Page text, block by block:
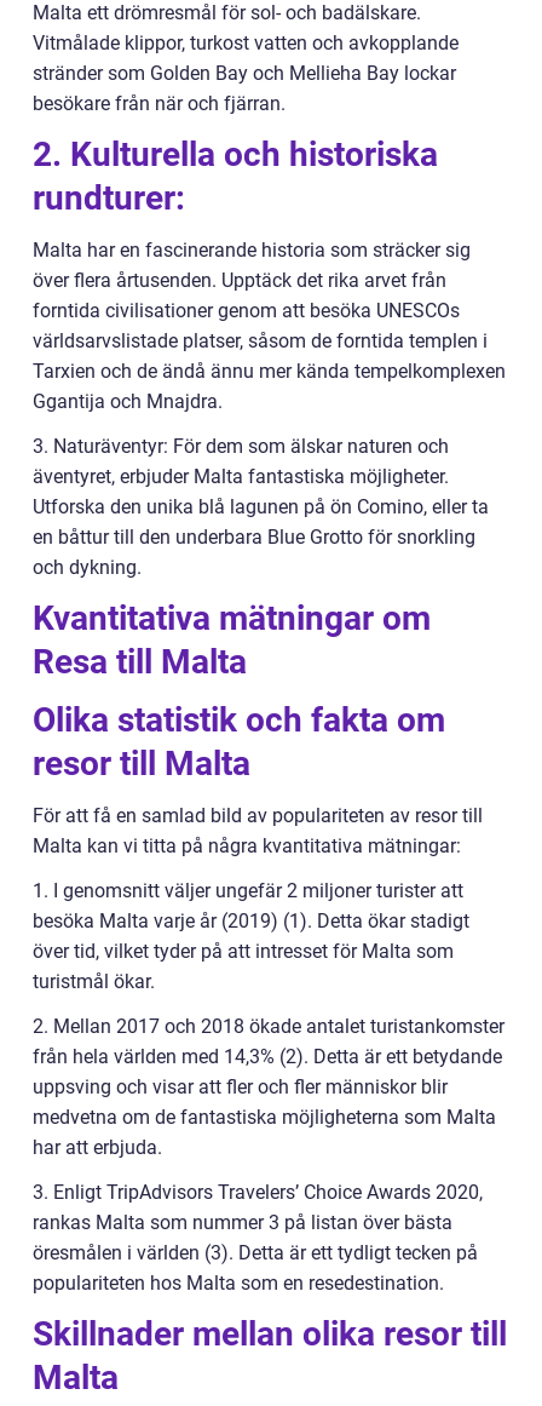
Malta ett drömresmål för sol- och badälskare.
Vitmålade klippor, turkost vatten och avkopplande
stränder som Golden Bay och Mellieha Bay lockar
besökare från när och fjärran.
2. Kulturella och historiska
rundturer:
Malta har en fascinerande historia som sträcker sig
över flera årtusenden. Upptäck det rika arvet från
forntida civilisationer genom att besöka UNESCOs
världsarvslistade platser, såsom de forntida templen i
Tarxien och de ändå ännu mer kända tempelkomplexen
Ggantija och Mnajdra.
3. Naturäventyr: För dem som älskar naturen och
äventyret, erbjuder Malta fantastiska möjligheter.
Utforska den unika blå lagunen på ön Comino, eller ta
en båttur till den underbara Blue Grotto för snorkling
och dykning.
Kvantitativa mätningar om
Resa till Malta
Olika statistik och fakta om
resor till Malta
För att få en samlad bild av populariteten av resor till
Malta kan vi titta på några kvantitativa mätningar:
1. I genomsnitt väljer ungefär 2 miljoner turister att
besöka Malta varje år (2019) (1). Detta ökar stadigt
över tid, vilket tyder på att intresset för Malta som
turistmål ökar.
2. Mellan 2017 och 2018 ökade antalet turistankomster
från hela världen med 14,3% (2). Detta är ett betydande
uppsving och visar att fler och fler människor blir
medvetna om de fantastiska möjligheterna som Malta
har att erbjuda.
3. Enligt TripAdvisors Travelers’ Choice Awards 2020,
rankas Malta som nummer 3 på listan över bästa
öresmålen i världen (3). Detta är ett tydligt tecken på
populariteten hos Malta som en resedestination.
Skillnader mellan olika resor till
Malta